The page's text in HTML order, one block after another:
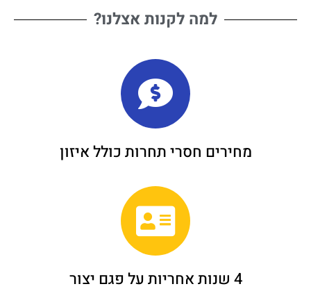
למה לקנות אצלנו?
מחירים חסרי תחרות כולל איזון
4 שנות אחריות על פגם יצור